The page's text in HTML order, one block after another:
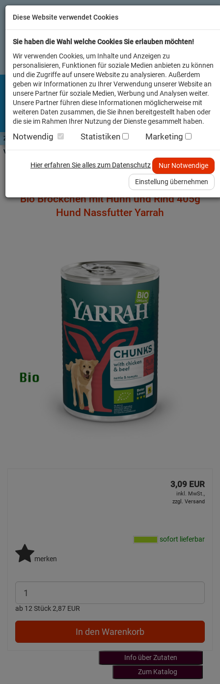
Zutaten A-Z Futterwissen mit Vorrat SPAREN AllesFinder
Service FAQ
Verkäufer vor Ort
Startseite Heimtier Hund Nassfutter
Bio Bröckchen mit Huhn und Rind 405g
Hund Nassfutter Yarrah
3,09 EUR
inkl. MwSt.,
zzgl. Versand
sofort lieferbar
merken
ab 12 Stück 2,87 EUR
In den Warenkorb
Info über Zutaten
Zum Katalog
Diese Website verwendet Cookies
Sie haben die Wahl welche Cookies Sie erlauben möchten!
Wir verwenden Cookies, um Inhalte und Anzeigen zu
personalisieren, Funktionen für soziale Medien anbieten zu können
und die Zugriffe auf unsere Website zu analysieren. Außerdem
geben wir Informationen zu Ihrer Verwendung unserer Website an
unsere Partner für soziale Medien, Werbung und Analysen weiter.
Unsere Partner führen diese Informationen möglicherweise mit
weiteren Daten zusammen, die Sie ihnen bereitgestellt haben oder
die sie im Rahmen Ihrer Nutzung der Dienste gesammelt haben.
Notwendig Statistiken Marketing
Hier erfahren Sie alles zum Datenschutz Nur Notwendige
Einstellung übernehmen